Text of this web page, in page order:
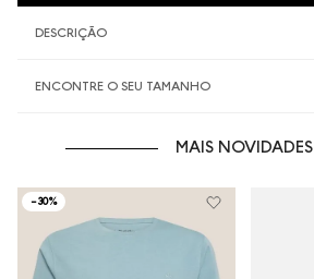
DESCRIÇÃO
ENCONTRE O SEU TAMANHO
MAIS NOVIDADES
-30%